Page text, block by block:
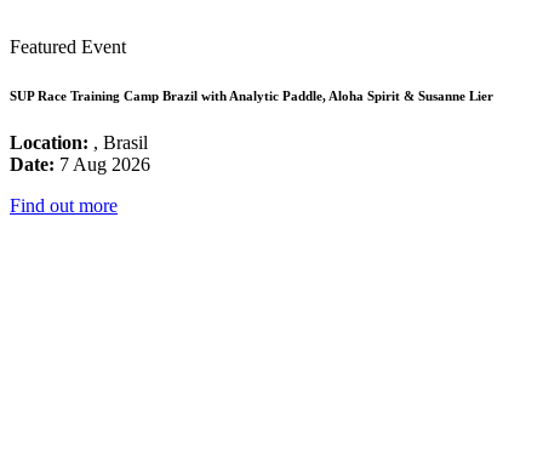
Featured Event
SUP Race Training Camp Brazil with Analytic Paddle, Aloha Spirit & Susanne Lier
Location: , Brasil
Date: 7 Aug 2026
Find out more